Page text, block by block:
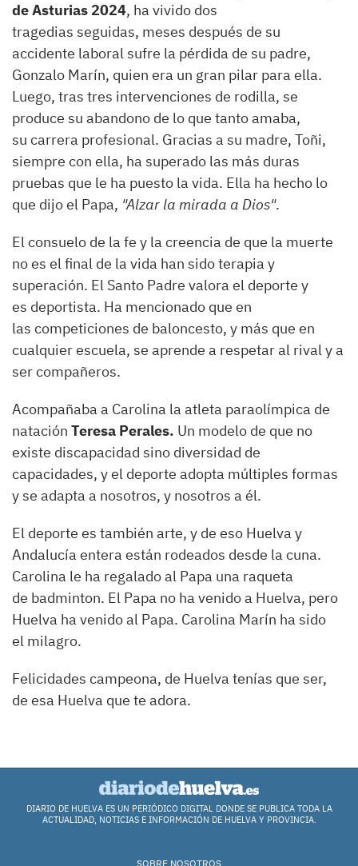
de Asturias 2024, ha vivido dos
tragedias seguidas, meses después de su
accidente laboral sufre la pérdida de su padre,
Gonzalo Marín, quien era un gran pilar para ella.
Luego, tras tres intervenciones de rodilla, se
produce su abandono de lo que tanto amaba,
su carrera profesional. Gracias a su madre, Toñi,
siempre con ella, ha superado las más duras
pruebas que le ha puesto la vida. Ella ha hecho lo
que dijo el Papa, "Alzar la mirada a Dios".
El consuelo de la fe y la creencia de que la muerte
no es el final de la vida han sido terapia y
superación. El Santo Padre valora el deporte y
es deportista. Ha mencionado que en
las competiciones de baloncesto, y más que en
cualquier escuela, se aprende a respetar al rival y a
ser compañeros.
Acompañaba a Carolina la atleta paraolímpica de
natación Teresa Perales. Un modelo de que no
existe discapacidad sino diversidad de
capacidades, y el deporte adopta múltiples formas
y se adapta a nosotros, y nosotros a él.
El deporte es también arte, y de eso Huelva y
Andalucía entera están rodeados desde la cuna.
Carolina le ha regalado al Papa una raqueta
de badminton. El Papa no ha venido a Huelva, pero
Huelva ha venido al Papa. Carolina Marín ha sido
el milagro.
Felicidades campeona, de Huelva tenías que ser,
de esa Huelva que te adora.
DIARIO DE HUELVA ES UN PERIÓDICO DIGITAL DONDE SE PUBLICA TODA LA
ACTUALIDAD, NOTICIAS E INFORMACIÓN DE HUELVA Y PROVINCIA.
SOBRE NOSOTROS